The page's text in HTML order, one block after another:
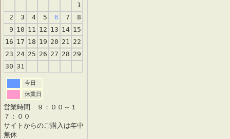
1
2
3 4 5 6 7
8
9 10 11 12 13 14 15
16 17 18 19 20 21 22
23 24 25 26 27 28 29
30 31
今日
休業日
営業時間 ９：００～１
７：００
サイトからのご購入は年中
無休